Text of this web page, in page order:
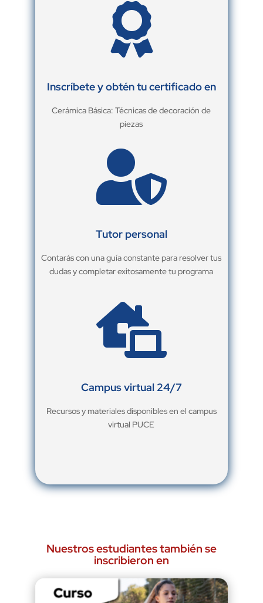

Inscríbete y obtén tu certificado en
Cerámica Básica: Técnicas de decoración de
piezas

Tutor personal
Contarás con una guía constante para resolver tus
dudas y completar exitosamente tu programa

Campus virtual 24/7
Recursos y materiales disponibles en el campus
virtual PUCE
Nuestros estudiantes también se
inscribieron en